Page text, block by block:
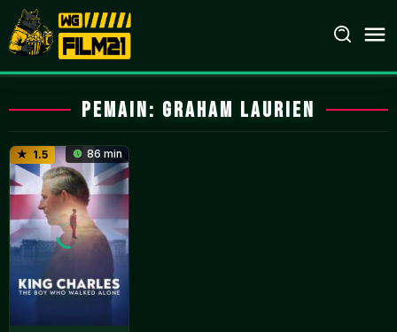
Loncat
ke
konten
Pemain: Graham Laurien
1.5 86 min